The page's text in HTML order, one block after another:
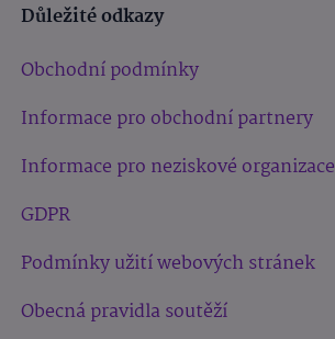
Důležité odkazy
Obchodní podmínky
Informace pro obchodní partnery
Informace pro neziskové organizace
GDPR
Podmínky užití webových stránek
Obecná pravidla soutěží